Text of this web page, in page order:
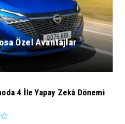
Özel Avantajlar
4 İle Yapay Zekâ Dönemi